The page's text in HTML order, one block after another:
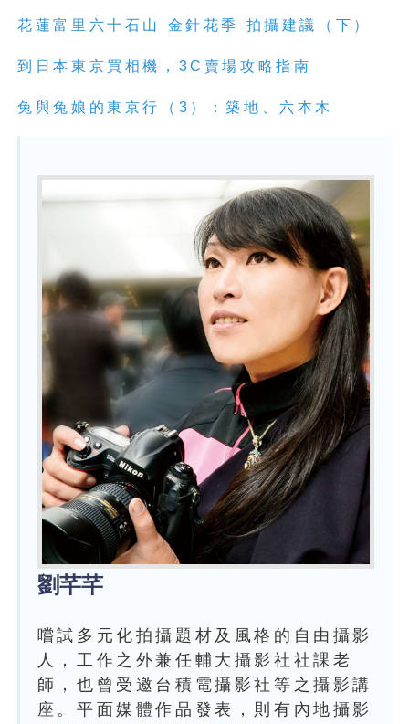
花蓮富里六十石山 金針花季 拍攝建議（下）
到日本東京買相機，3C賣場攻略指南
兔與兔娘的東京行（3）：築地、六本木
劉芊芊
嚐試多元化拍攝題材及風格的自由攝影
人，工作之外兼任輔大攝影社社課老
師，也曾受邀台積電攝影社等之攝影講
座。平面媒體作品發表，則有內地攝影